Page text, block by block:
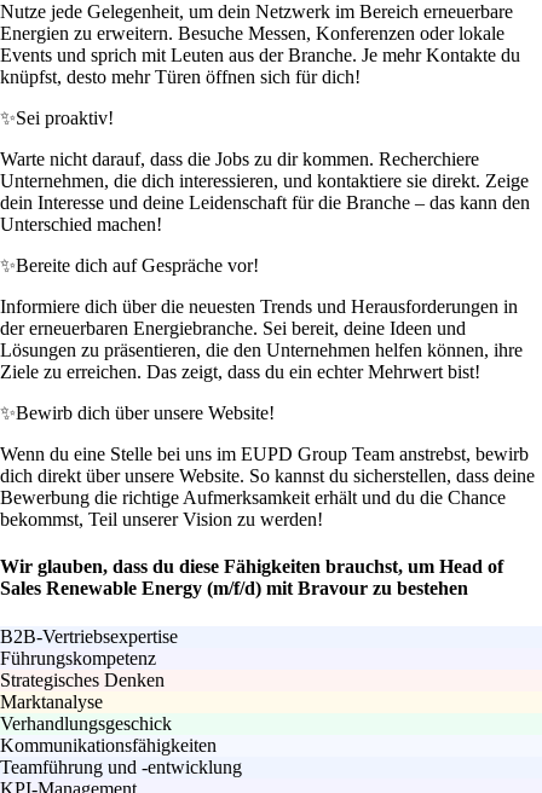
Nutze jede Gelegenheit, um dein Netzwerk im Bereich erneuerbare
Energien zu erweitern. Besuche Messen, Konferenzen oder lokale
Events und sprich mit Leuten aus der Branche. Je mehr Kontakte du
knüpfst, desto mehr Türen öffnen sich für dich!
✨Sei proaktiv!
Warte nicht darauf, dass die Jobs zu dir kommen. Recherchiere
Unternehmen, die dich interessieren, und kontaktiere sie direkt. Zeige
dein Interesse und deine Leidenschaft für die Branche – das kann den
Unterschied machen!
✨Bereite dich auf Gespräche vor!
Informiere dich über die neuesten Trends und Herausforderungen in
der erneuerbaren Energiebranche. Sei bereit, deine Ideen und
Lösungen zu präsentieren, die den Unternehmen helfen können, ihre
Ziele zu erreichen. Das zeigt, dass du ein echter Mehrwert bist!
✨Bewirb dich über unsere Website!
Wenn du eine Stelle bei uns im EUPD Group Team anstrebst, bewirb
dich direkt über unsere Website. So kannst du sicherstellen, dass deine
Bewerbung die richtige Aufmerksamkeit erhält und du die Chance
bekommst, Teil unserer Vision zu werden!
Wir glauben, dass du diese Fähigkeiten brauchst, um Head of
Sales Renewable Energy (m/f/d) mit Bravour zu bestehen
B2B-Vertriebsexpertise
Führungskompetenz
Strategisches Denken
Marktanalyse
Verhandlungsgeschick
Kommunikationsfähigkeiten
Teamführung und -entwicklung
KPI-Management